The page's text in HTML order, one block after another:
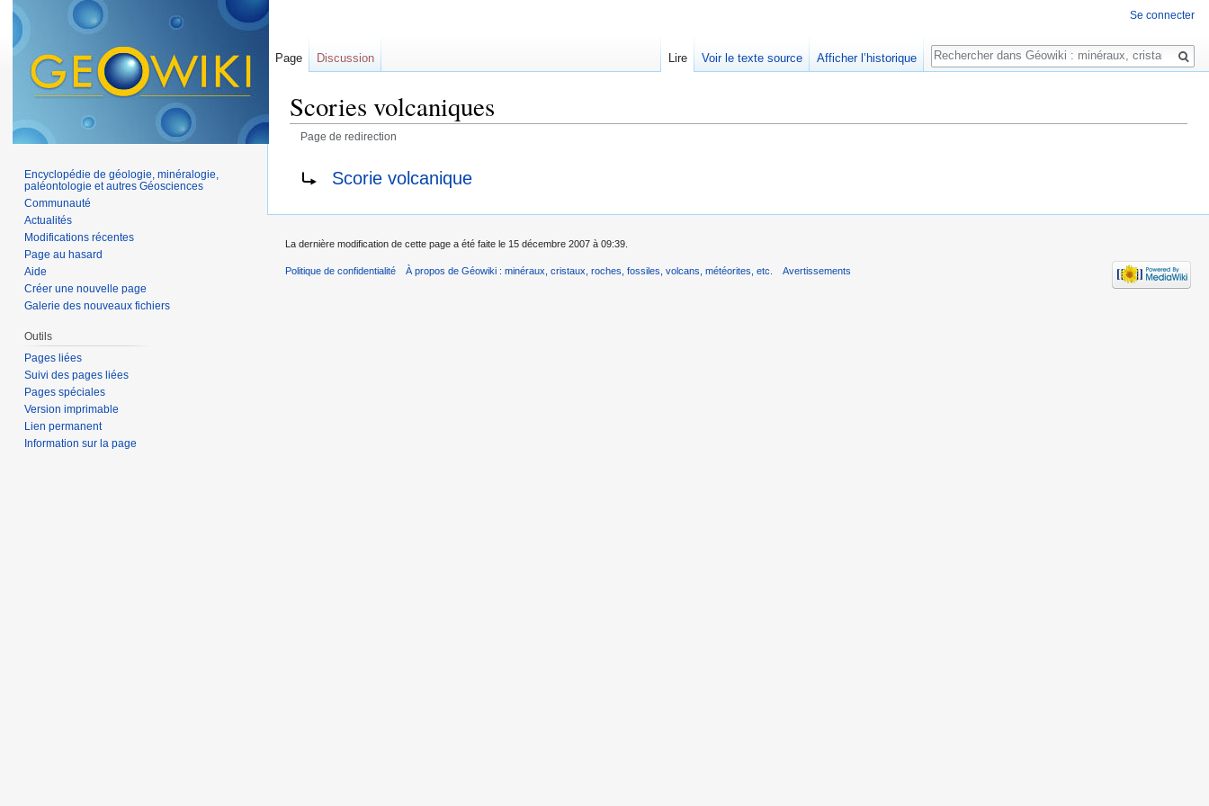
Scories volcaniques
Page de redirection
Rediriger vers :Scorie volcanique
Se connecter
Page Discussion Lire Voir le texte source Afficher l’historique
Rechercher
Encyclopédie de géologie, minéralogie,
paléontologie et autres Géosciences
Communauté
Actualités
Modifications récentes
Page au hasard
Aide
Créer une nouvelle page
Galerie des nouveaux fichiers
Outils
Pages liées
Suivi des pages liées
Pages spéciales
Version imprimable
Lien permanent
Information sur la page
La dernière modification de cette page a été faite le 15 décembre 2007 à 09:39.
Politique de confidentialité À propos de Géowiki : minéraux, cristaux, roches, fossiles, volcans, météorites, etc. Avertissements